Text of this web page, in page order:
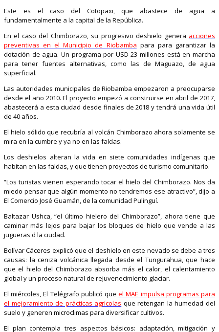
Este es el caso del Cotopaxi, que abastece de agua a
fundamentalmente a la capital de la República.
En el caso del Chimborazo, su progresivo deshielo genera acciones
preventivas en el Municipio de Riobamba para para garantizar la
dotación de agua. Un programa por USD 23 millones está en marcha
para tener fuentes alternativas, como las de Maguazo, de agua
superficial.
Las autoridades municipales de Riobamba empezaron a preocuparse
desde el año 2010. El proyecto empezó a construirse en abril de 2017,
abastecerá a esta ciudad desde finales de 2018 y tendrá una vida útil
de 40 años.
El hielo sólido que recubría al volcán Chimborazo ahora solamente se
mira en la cumbre y ya no en las faldas.
Los deshielos alteran la vida en siete comunidades indígenas que
habitan en las faldas, y que tienen proyectos de turismo comunitario.
“Los turistas vienen esperando tocar el hielo del Chimborazo. Nos da
miedo pensar que algún momento no tendremos ese atractivo”, dijo a
El Comercio José Guamán, de la comunidad Pulinguí.
Baltazar Ushca, “el último hielero del Chimborazo”, ahora tiene que
caminar más lejos para bajar los bloques de hielo que vende a las
jugueras d la ciudad.
Bolívar Cáceres explicó que el deshielo en este nevado se debe a tres
causas: la ceniza volcánica llegada desde el Tungurahua, que hace
que el hielo del Chimborazo absorba más el calor, el calentamiento
global y un proceso natural de rejuvenecimiento glaciar.
El miércoles, El Telégrafo publicó queel MAE impulsa programas para
el mejoramiento de prácticas agrícolas que retengan la humedad del
suelo y generen microclimas para diversificar cultivos.
El plan contempla tres aspectos básicos: adaptación, mitigación y